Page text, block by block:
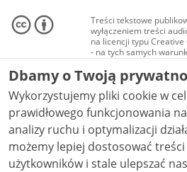
Treści tekstowe
wyłączeniem treści
na licencji typu
- na tych samych
Materiały
audio i wideo, są
Creative Commons:
niekomercyjne - bez
NC-ND 4.0), o ile nie
Dbamy o Twoją
Wykorzystujemy pliki cookie w
prawidłowego funkcjonowania
analizy ruchu i optymalizacji działania
możemy lepiej dostosować
użytkowników i stale ulepszać nasze